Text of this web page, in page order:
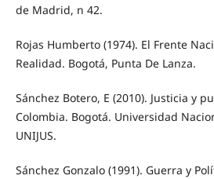
de Madrid, n 42.
Rojas Humberto (1974). El Frente
Realidad. Bogotá, Punta De Lanza.
Sánchez Botero, E (2010). Justicia y
Colombia. Bogotá. Universidad
UNIJUS.
Sánchez Gonzalo (1991). Guerra y